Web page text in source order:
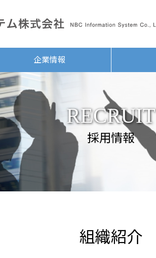
企業情報
RECRUIT
採用情報
組織紹介